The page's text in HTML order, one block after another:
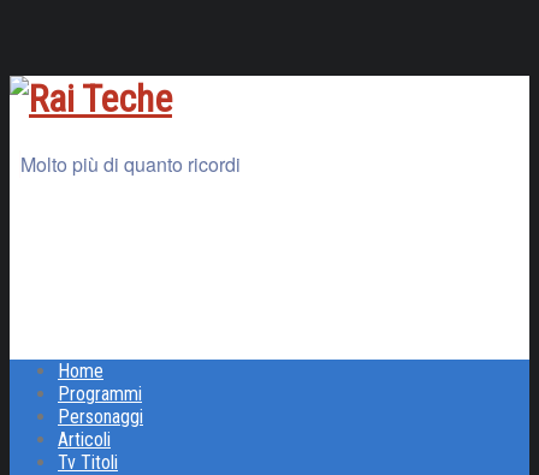
Molto più di quanto ricordi
Home
Programmi
Personaggi
Articoli
Tv Titoli